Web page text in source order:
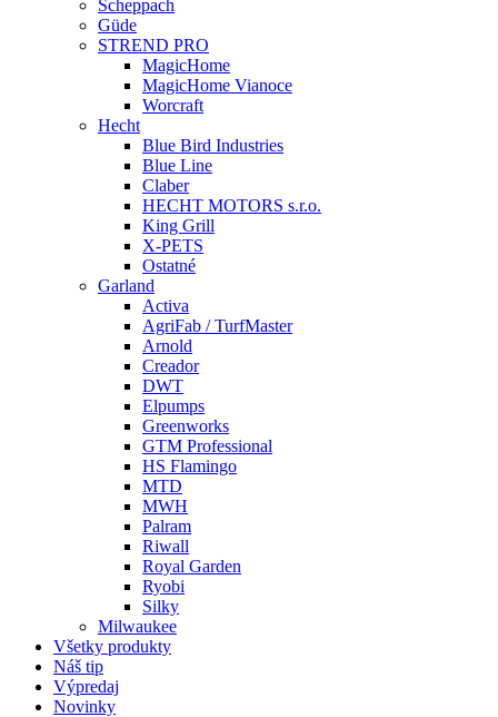
Scheppach
Güde
STREND PRO
MagicHome
MagicHome Vianoce
Worcraft
Hecht
Blue Bird Industries
Blue Line
Claber
HECHT MOTORS s.r.o.
King Grill
X-PETS
Ostatné
Garland
Activa
AgriFab / TurfMaster
Arnold
Creador
DWT
Elpumps
Greenworks
GTM Professional
HS Flamingo
MTD
MWH
Palram
Riwall
Royal Garden
Ryobi
Silky
Milwaukee
Všetky produkty
Náš tip
Výpredaj
Novinky